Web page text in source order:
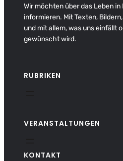
Wir möchten über das Leben
informieren. Mit Texten,
und mit allem, was uns einfällt
gewünscht wird.
RUBRIKEN
VERANSTALTUNGEN
KONTAKT